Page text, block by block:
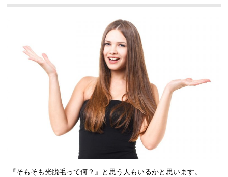
『そもそも光脱毛って何？』と思う人もいるかと思います。